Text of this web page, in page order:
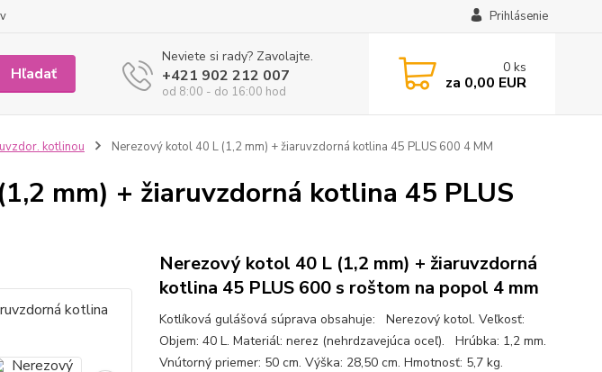
Prihlásenie
Hľadať
Neviete si rady? Zavolajte.
+421 902 212 007
od 8:00 - do 16:00 hod
0 ks
za 0,00 EUR
kotlinou Nerezový kotol 40 L (1,2 mm) + žiaruvzdorná kotlina 45 PLUS 600 4 MM
mm) + žiaruvzdorná kotlina 45 PLUS
Nerezový kotol 40 L (1,2 mm) + žiaruvzdorná
kotlina 45 PLUS 600 s roštom na popol 4 mm
Kotlíková gulášová súprava obsahuje: Nerezový kotol. Veľkosť:
Objem: 40 L. Materiál: nerez (nehrdzavejúca oceľ). Hrúbka: 1,2 mm.
Vnútorný priemer: 50 cm. Výška: 28,50 cm. Hmotnosť: 5,7 kg.